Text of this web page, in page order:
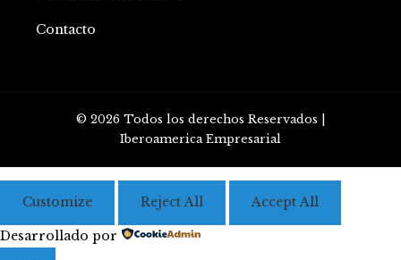
Contacto
© 2026 Todos los derechos Reservados |
Iberoamerica Empresarial
Customize Reject All Accept All
Desarrollado por